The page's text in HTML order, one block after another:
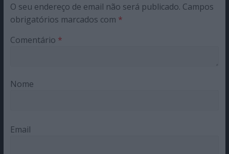
O seu endereço de email não será publicado. Campos
obrigatórios marcados com *
Comentário *
Nome
Email